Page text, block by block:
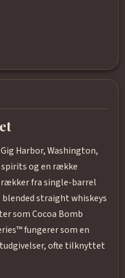
Harbor, Washington,
og en række
fra single-barrel
straight whiskeys
som Cocoa Bomb
fungerer som en
ofte tilknyttet